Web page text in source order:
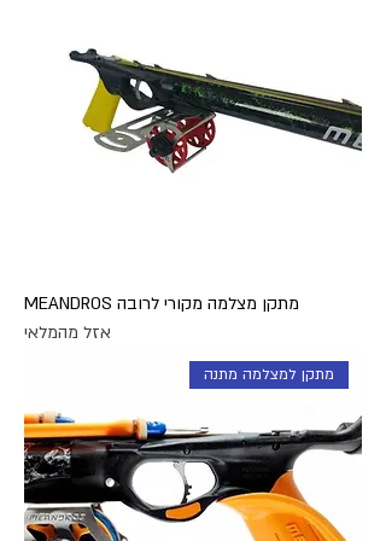
מתקן מצלמה מקורי לרובה MEANDROS
אזל מהמלאי
מתקן למצלמה מתנה